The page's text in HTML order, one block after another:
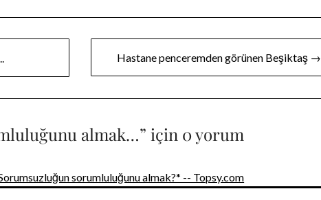
Hastane penceremden görünen Beşiktaş →
almak…” için 0 yorum
sorumluluğunu almak?* -- Topsy.com